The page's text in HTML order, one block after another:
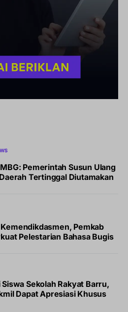
Pemerintah Susun Ulang
Tertinggal Diutamakan
Pemkab
Pelestarian Bahasa Bugis
Sekolah Rakyat Barru,
Dapat Apresiasi Khusus